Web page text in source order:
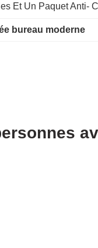
Et Un Paquet Anti-
bureau moderne